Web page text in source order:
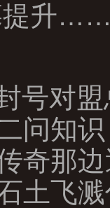
提升
号对盟
问知
奇那
土飞